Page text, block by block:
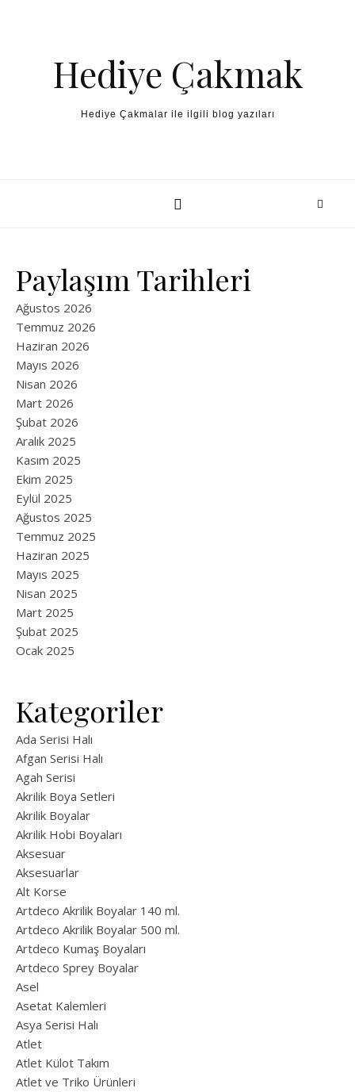
Hediye Çakmak
Hediye Çakmalar ile ilgili blog yazıları
Paylaşım Tarihleri
Ağustos 2026
Temmuz 2026
Haziran 2026
Mayıs 2026
Nisan 2026
Mart 2026
Şubat 2026
Aralık 2025
Kasım 2025
Ekim 2025
Eylül 2025
Ağustos 2025
Temmuz 2025
Haziran 2025
Mayıs 2025
Nisan 2025
Mart 2025
Şubat 2025
Ocak 2025
Kategoriler
Ada Serisi Halı
Afgan Serisi Halı
Agah Serisi
Akrilik Boya Setleri
Akrilik Boyalar
Akrilik Hobi Boyaları
Aksesuar
Aksesuarlar
Alt Korse
Artdeco Akrilik Boyalar 140 ml.
Artdeco Akrilik Boyalar 500 ml.
Artdeco Kumaş Boyaları
Artdeco Sprey Boyalar
Asel
Asetat Kalemleri
Asya Serisi Halı
Atlet
Atlet Külot Takım
Atlet ve Triko Ürünleri